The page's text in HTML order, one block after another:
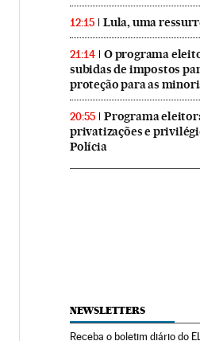
12:15 Lula, uma
21:14
O programa
subidas de impostos
proteção para as
20:55
Programa
privatizações e
Polícia
NEWSLETTERS
Receba o boletim diário do